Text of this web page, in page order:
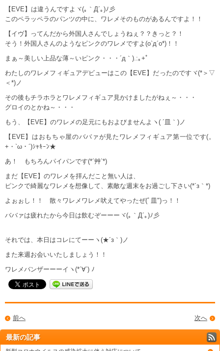
【EVE】は違うんですよヾ(｡｀Д´｡)ﾉ彡
このペラッペラのパンツの中に、ワレメそのものがあるんですよ！！
【イヴ】ってんだから外国人さんでしょうねぇ？？きっと？！
そう！外国人さんのようなピンクのワレメですよ(o`д´o*)！！
まぁ～美しい上品な薄～いピンク・・・´д｀).:｡+ﾟ
わたしのワレメフィギュアデビューはこの【EVE】だったのですヾ(*＞▽
＜*)ノ
その後もチラホラとワレメフィギュア見かけましたがねぇ～・・・
グロイのとかね～・・・
もう、【EVE】のワレメの足元にもおよびませんよヽ( ´皿｀)ノ
【EVE】はおもちゃ屋のババァが見たワレメフィギュア第一位です(。
+・`ω・´)ｼｬｷｰﾝ★
あ！ もちろんパイパンです(*´艸`*)
まだ【EVE】のワレメを拝んだこと無い人は、
ピンクで綺麗なワレメを想像して、素敵な週末をお過ごし下さい(*´з｀*)
よぉぉし！！ 散々ワレメワレメ吠えてやったぜ(ﾞ皿")っ！！
ババァは疲れたから今日は飲むぞーーーヾ(｡｀Д´｡)ﾉ彡
それでは、本日はコレにてーーヽ(★´з｀)ノ
また来週お会いいたしましょう！！
ワレメバンザーーーイヽ(*´∀`) ﾉ
次へ
前へ
最新の記事